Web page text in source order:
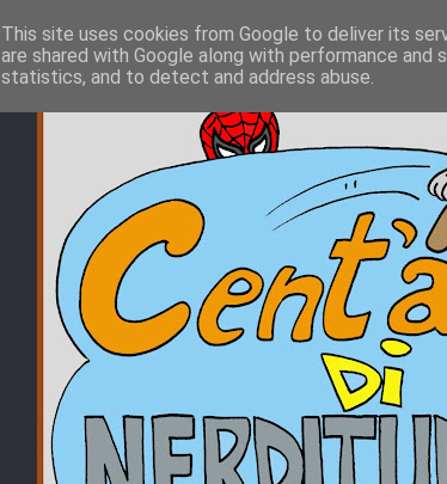
This site uses cookies from Google to deliver its
are shared with Google along with performance
statistics, and to detect and address abuse.